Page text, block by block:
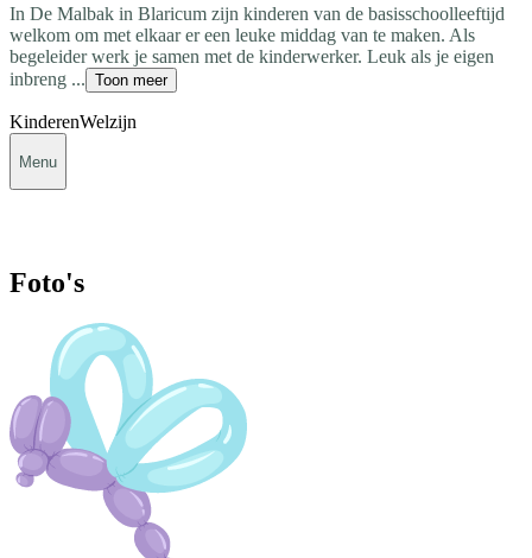
In De Malbak in Blaricum zijn kinderen van de basisschoolleeftijd
welkom om met elkaar er een leuke middag van te maken. Als
begeleider werk je samen met de kinderwerker. Leuk als je eigen
inbreng ... Toon meer
KinderenWelzijn
Menu
Foto's